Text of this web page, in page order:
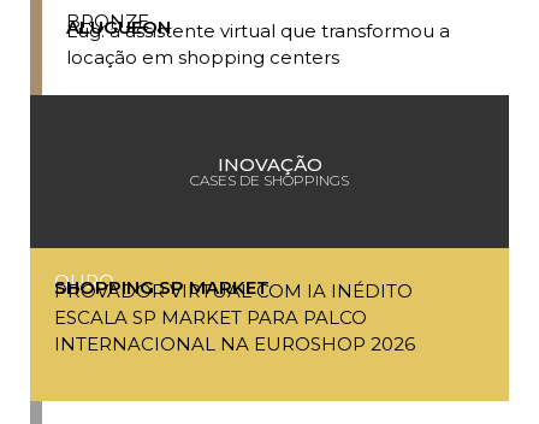
BRONZE
ALUGUEON
Lug: a assistente virtual que transformou a
locação em shopping centers
INOVAÇÃO
CASES DE SHOPPINGS
OURO
SHOPPING SP MARKET
PROVADOR VIRTUAL COM IA INÉDITO
ESCALA SP MARKET PARA PALCO
INTERNACIONAL NA EUROSHOP 2026